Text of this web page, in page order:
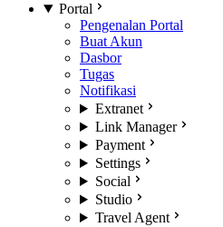
Portal
Pengenalan Portal
Buat Akun
Dasbor
Tugas
Notifikasi
Extranet
Link Manager
Payment
Settings
Social
Studio
Travel Agent